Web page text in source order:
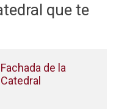
que te
Fachada de la
Catedral